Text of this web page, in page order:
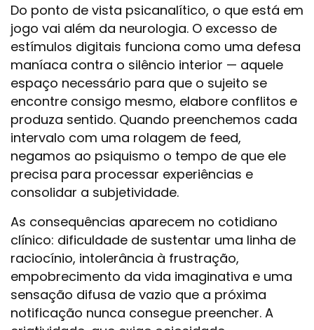
Do ponto de vista psicanalítico, o que está em
jogo vai além da neurologia. O excesso de
estímulos digitais funciona como uma defesa
maníaca contra o silêncio interior — aquele
espaço necessário para que o sujeito se
encontre consigo mesmo, elabore conflitos e
produza sentido. Quando preenchemos cada
intervalo com uma rolagem de feed,
negamos ao psiquismo o tempo de que ele
precisa para processar experiências e
consolidar a subjetividade.
As consequências aparecem no cotidiano
clínico: dificuldade de sustentar uma linha de
raciocínio, intolerância à frustração,
empobrecimento da vida imaginativa e uma
sensação difusa de vazio que a próxima
notificação nunca consegue preencher. A